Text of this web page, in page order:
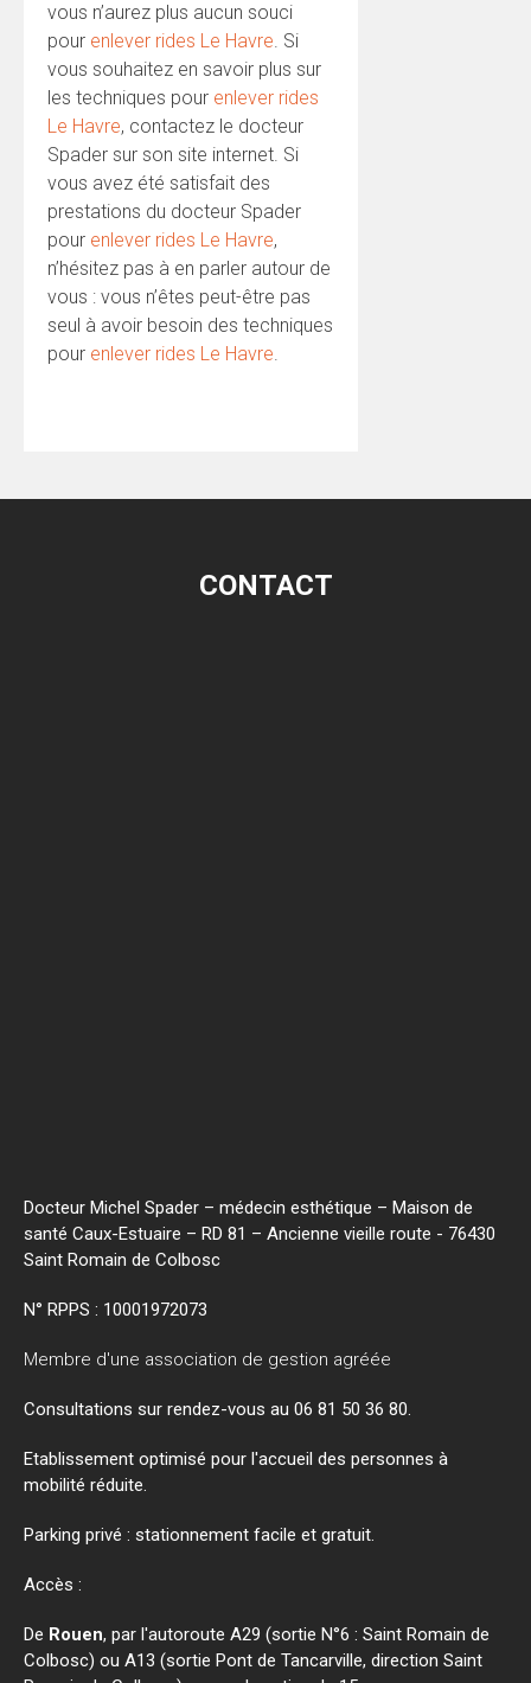
vous n’aurez plus aucun souci
pour enlever rides Le Havre. Si
vous souhaitez en savoir plus sur
les techniques pour enlever rides
Le Havre, contactez le docteur
Spader sur son site internet. Si
vous avez été satisfait des
prestations du docteur Spader
pour enlever rides Le Havre,
n’hésitez pas à en parler autour de
vous : vous n’êtes peut-être pas
seul à avoir besoin des techniques
pour enlever rides Le Havre.
CONTACT
Docteur Michel Spader – médecin esthétique – Maison de
santé Caux-Estuaire – RD 81 – Ancienne vieille route - 76430
Saint Romain de Colbosc
N° RPPS : 10001972073
Membre d'une association de gestion agréée
Consultations sur rendez-vous au 06 81 50 36 80.
Etablissement optimisé pour l'accueil des personnes à
mobilité réduite.
Parking privé : stationnement facile et gratuit.
Accès :
De Rouen, par l'autoroute A29 (sortie N°6 : Saint Romain de
Colbosc) ou A13 (sortie Pont de Tancarville, direction Saint